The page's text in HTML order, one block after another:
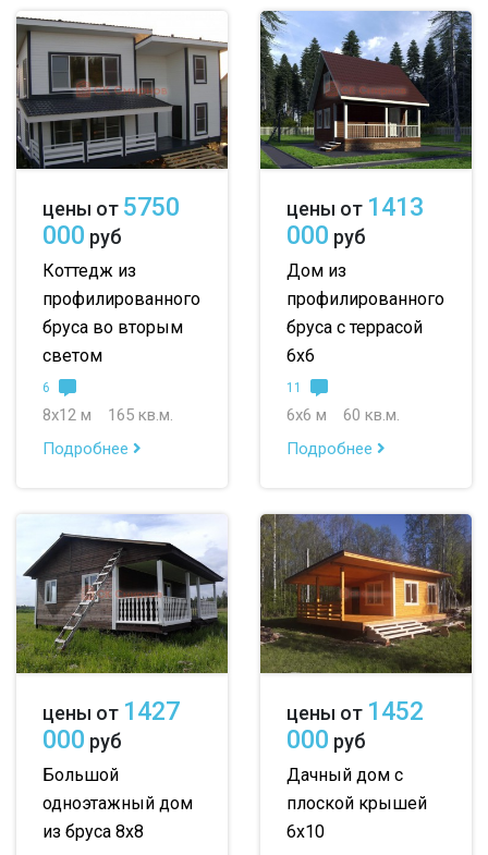
цены от 5750
000 руб
Коттедж из
профилированного
бруса во вторым
светом
6
8х12 м
165 кв.м.
Подробнее
цены от 1413
000 руб
Дом из
профилированного
бруса с террасой
6х6
11
6х6 м
60 кв.м.
Подробнее
цены от 1427
000 руб
Большой
одноэтажный дом
из бруса 8х8
цены от 1452
000 руб
Дачный дом с
плоской крышей
6х10